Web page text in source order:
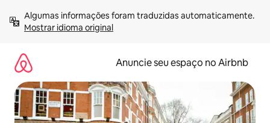
para
Mostrar idioma original
Anuncie seu espaço no Airbnb